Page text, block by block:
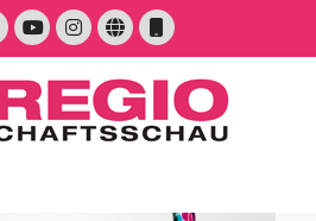
E-
MailYouTube
Instagram
WebsiteTelefon